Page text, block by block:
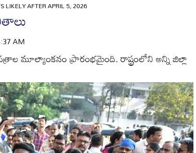
LIKELY AFTER APRIL 5, 2026
AM
మూల్యాంకనం ప్రారంభమైంది. రాష్ట్రంలోని అన్ని జిల్లా